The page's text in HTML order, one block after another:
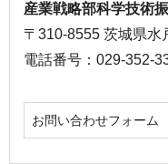
産業戦略部科学技術
〒310-8555 茨城県水
電話番号：029-352-
お問い合わせフォーム